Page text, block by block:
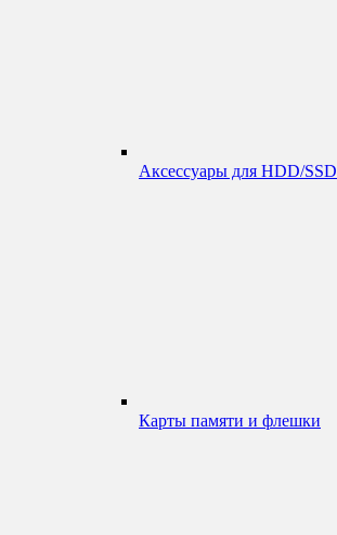
Аксессуары для HDD/SSD
Карты памяти и флешки